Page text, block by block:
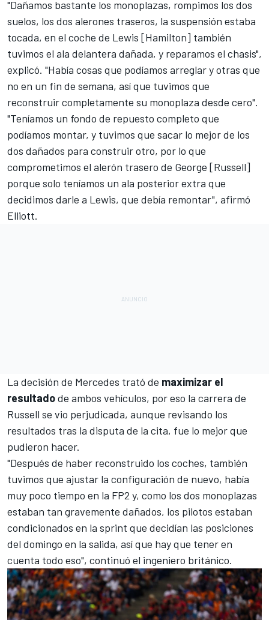
"Dañamos bastante los monoplazas, rompimos los dos
suelos, los dos alerones traseros, la suspensión estaba
tocada, en el coche de Lewis [Hamilton] también
tuvimos el ala delantera dañada, y reparamos el chasis",
explicó. "Había cosas que podíamos arreglar y otras que
no en un fin de semana, así que tuvimos que
reconstruir completamente su monoplaza desde cero".
"Teníamos un fondo de repuesto completo que
podíamos montar, y tuvimos que sacar lo mejor de los
dos dañados para construir otro, por lo que
comprometimos el alerón trasero de George [Russell]
porque solo teníamos un ala posterior extra que
decidimos darle a Lewis, que debía remontar", afirmó
Elliott.
La decisión de Mercedes trató de maximizar el
resultadode ambos vehículos, por eso la carrera de
Russell se vio perjudicada, aunque revisando los
resultados tras la disputa de la cita, fue lo mejor que
pudieron hacer.
"Después de haber reconstruido los coches, también
tuvimos que ajustar la configuración de nuevo, había
muy poco tiempo en la FP2 y, como los dos monoplazas
estaban tan gravemente dañados, los pilotos estaban
condicionados en la sprint que decidían las posiciones
del domingo en la salida, así que hay que tener en
cuenta todo eso", continuó el ingeniero británico.